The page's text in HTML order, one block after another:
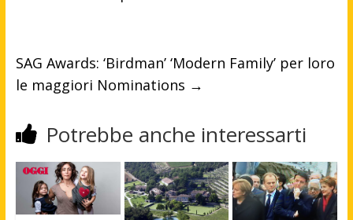
SAG Awards: ‘Birdman’ ‘Modern Family’ per loro
le maggiori Nominations →
Potrebbe anche interessarti